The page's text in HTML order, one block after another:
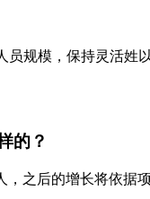
规模，保持灵活姓
的？
之后的增长将依据